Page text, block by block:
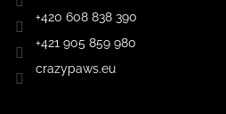
+420 608 838 390
+421 905 859 980
crazypaws.eu